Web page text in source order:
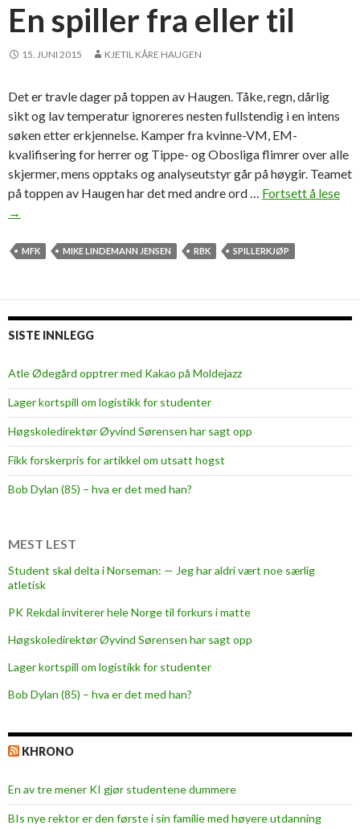
En spiller fra eller til
15. JUNI 2015 KJETIL KÅRE HAUGEN
Det er travle dager på toppen av Haugen. Tåke, regn, dårlig
sikt og lav temperatur ignoreres nesten fullstendig i en intens
søken etter erkjennelse. Kamper fra kvinne-VM, EM-
kvalifisering for herrer og Tippe- og Obosliga flimrer over alle
skjermer, mens opptaks og analyseutstyr går på høygir. Teamet
på toppen av Haugen har det med andre ord … Fortsett å lese
r
l
→
MFK MIKE LINDEMANN JENSEN RBK SPILLERKJØP
SISTE INNLEGG
Atle Ødegård opptrer med Kakao på Moldejazz
Lager kortspill om logistikk for studenter
Høgskoledirektør Øyvind Sørensen har sagt opp
Fikk forskerpris for artikkel om utsatt hogst
Bob Dylan (85) – hva er det med han?
MEST LEST
Student skal delta i Norseman: — Jeg har aldri vært noe særlig
atletisk
PK Rekdal inviterer hele Norge til forkurs i matte
Høgskoledirektør Øyvind Sørensen har sagt opp
Lager kortspill om logistikk for studenter
Bob Dylan (85) – hva er det med han?
KHRONO
En av tre mener KI gjør studentene dummere
BIs nye rektor er den første i sin familie med høyere utdanning